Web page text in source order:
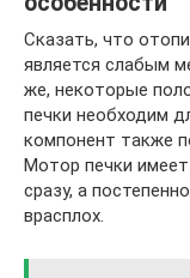
Сказать, что
является слабым
же, некоторые
печки необходим
компонент также
Мотор печки
сразу, а
врасплох.